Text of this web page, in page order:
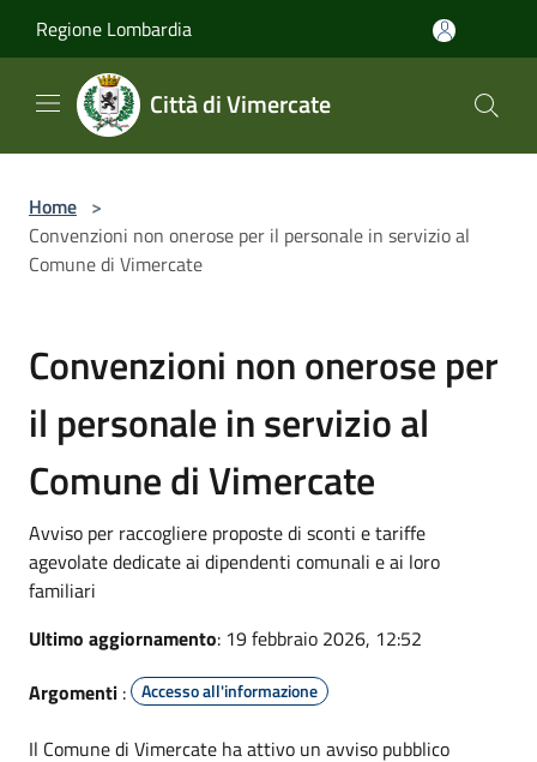
Regione Lombardia
Città di Vimercate
Home >
Convenzioni non onerose per il personale in servizio al
Comune di Vimercate
Convenzioni non onerose per
il personale in servizio al
Comune di Vimercate
Avviso per raccogliere proposte di sconti e tariffe
agevolate dedicate ai dipendenti comunali e ai loro
familiari
Ultimo aggiornamento: 19 febbraio 2026, 12:52
Argomenti : Accesso all'informazione
Il Comune di Vimercate ha attivo un avviso pubblico